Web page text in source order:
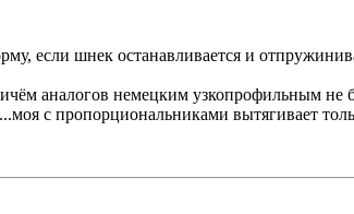
шнек останавливается и
аналогов немецким узкопрофильным не
с пропорциональниками вытягивает